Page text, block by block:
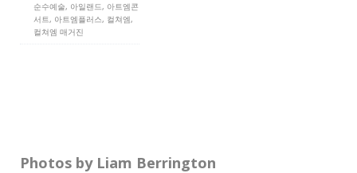
순수예술, 아일랜드, 아트엠콘
서트, 아트엠플러스, 컬쳐엠,
컬쳐엠 매거진
Photos by Liam Berrington